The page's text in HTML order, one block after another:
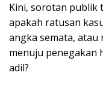
Kini, sorotan publik
apakah ratusan
angka semata,
menuju penegakan
adil?